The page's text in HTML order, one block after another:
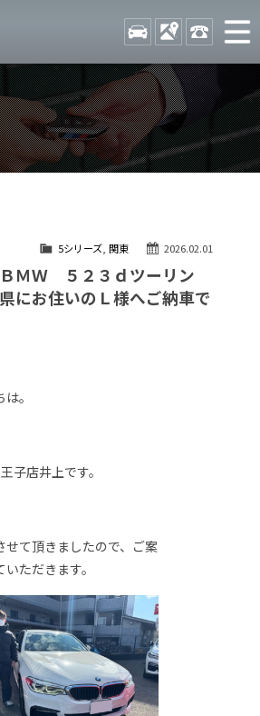
TUCグループ BMW専門 八
STOCK ACCESS 042-
在庫リスト
店舗紹介
アクセスマップ
自動車保険
リクルート
2026.02.01
5シリーズ, 関東
ＭＷ ５２３ｄツーリン
お住いのＬ様へご納車で
。
子店井上です。
せて頂きましたので、ご案
ただきます。